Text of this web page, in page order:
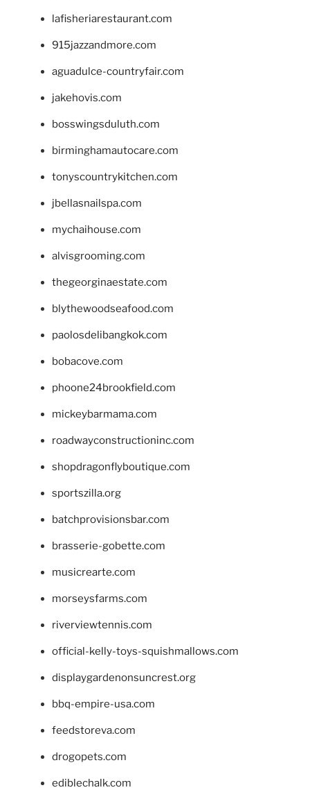
lafisheriarestaurant.com
915jazzandmore.com
aguadulce-countryfair.com
jakehovis.com
bosswingsduluth.com
birminghamautocare.com
tonyscountrykitchen.com
jbellasnailspa.com
mychaihouse.com
alvisgrooming.com
thegeorginaestate.com
blythewoodseafood.com
paolosdelibangkok.com
bobacove.com
phoone24brookfield.com
mickeybarmama.com
roadwayconstructioninc.com
shopdragonflyboutique.com
sportszilla.org
batchprovisionsbar.com
brasserie-gobette.com
musicrearte.com
morseysfarms.com
riverviewtennis.com
official-kelly-toys-squishmallows.com
displaygardenonsuncrest.org
bbq-empire-usa.com
feedstoreva.com
drogopets.com
ediblechalk.com